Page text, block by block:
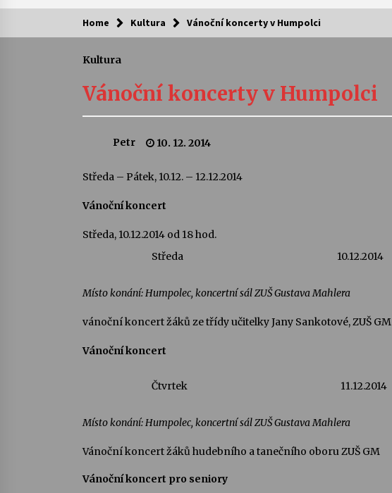
Kam za kulturou?
Camerata a Sukuba Ensemble
4. 8. 2026
Pozvánka na integrační festival
Quijotova šedesátka: 28. 7.–1. 8.
28. 7. 2026
22. 7. 2026
13. 7. 2026
Home Kultura Vánoční koncerty v Humpolci
Kultura
Vánoční koncerty v Humpolci
Petr 10. 12. 2014
Středa – Pátek, 10.12. – 12.12.2014
Vánoční koncert
Středa, 10.12.2014 od 18 hod.
Středa
10.12.2014
Místo konání: Humpolec, koncertní sál ZUŠ Gustava Mahlera
vánoční koncert žáků ze třídy učitelky Jany Sankotové, ZUŠ GM
Vánoční koncert
Čtvrtek 11.12.2014
Místo konání: Humpolec, koncertní sál ZUŠ Gustava Mahlera
Vánoční koncert žáků hudebního a tanečního oboru ZUŠ GM
Vánoční koncert pro seniory